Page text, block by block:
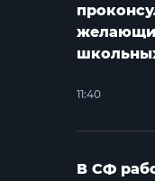
11:40
В СФ